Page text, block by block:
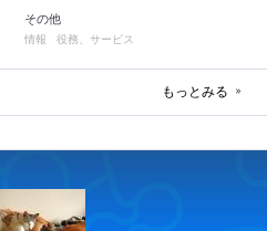
その他
情報 役務、サービス
もっとみる